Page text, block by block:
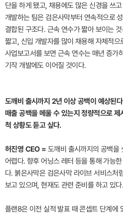
단을 하게 됐고, 채용에도 많은 신경을 쓰
개발하는 팀은 검은사막부터 연속적으로
결합된 구조다. 근속 연수가 짧아 보이는
짧고, 신입 개발자를 많이 채용해 자체적
사업보고서를 보면 근속 연수는 매년 증가
기작 개발에도 이어질 것이다.
도깨비 출시까지 2년 이상 공백이 예상된
매출 공백을 메울 수 있는지 정량적으로
척 상황도 듣고 싶다.
허진영 CEO =도깨비 출시까지의 공백을
어렵다. 향후 어닝스 레터 등을 통해 가능
다. 붉은사막은 검은사막 라이브 서비스처
보고 있으며, 현재도 관련 준비를 하고 있다.
플랜8은 이전 실적 발표 때 콘셉트 단계에